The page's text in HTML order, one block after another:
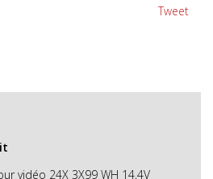
Tweet
vidéo 24X 3X99 WH 14,4V